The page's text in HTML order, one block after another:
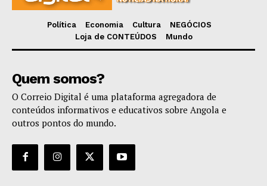
Política Economia Cultura
NEGÓCIOS
Loja de CONTEÚDOS
Mundo
Quem somos?
O Correio Digital é uma plataforma agregadora de
conteúdos informativos e educativos sobre Angola e
outros pontos do mundo.